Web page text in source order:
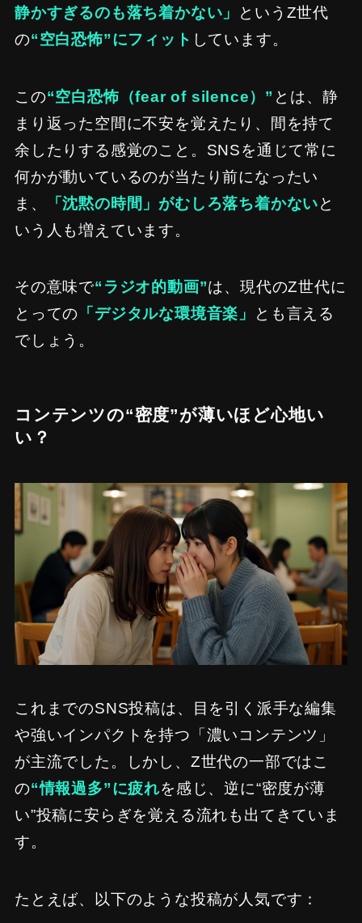
静かすぎるのも落ち着かない」
というZ世代
の“空白恐怖”にフィット しています。
この“空白恐怖（fear of silence）” とは、静
まり返った空間に不安を覚えたり、間を持て
余したりする感覚のこと。SNSを通じて常に
何かが動いているのが当たり前になったい
ま、
「沈黙の時間」がむしろ落ち着かないと
いう人も増えています。
その意味で“ラジオ的動画”は、現代のZ世代に
とっての 「デジタルな環境音楽」
とも言える
でしょう。
コンテンツの“密度”が薄いほど心地い
い？
これまでのSNS投稿は、目を引く派手な編集
や強いインパクトを持つ「濃いコンテンツ」
が主流でした。しかし、Z世代の一部ではこ
の“情報過多”に疲れを感じ、逆に“密度が薄
い”投稿に安らぎを覚える流れも出てきていま
す。
たとえば、以下のような投稿が人気です：